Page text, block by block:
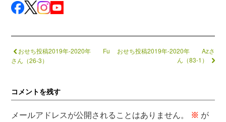
おせち投稿2019年-2020年 Fu
さん（26-3）
おせち投稿2019年-2020年 Azさ
ん（83-1）
コメントを残す
メールアドレスが公開されることはありません。 ※ が